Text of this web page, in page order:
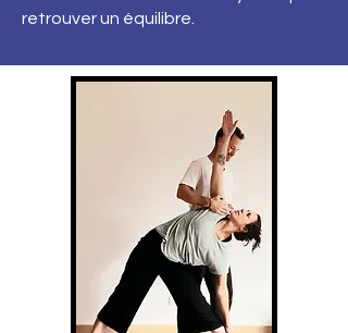
retrouver un équilibre.